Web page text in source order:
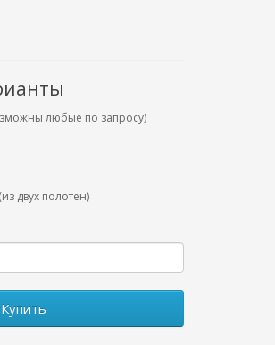
любые по запросу)
двух полотен)
Купить